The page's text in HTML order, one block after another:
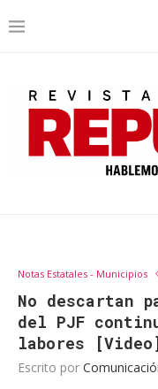
Notas Estatales - Municipios
No descartan
del PJF
labores
Escrito por